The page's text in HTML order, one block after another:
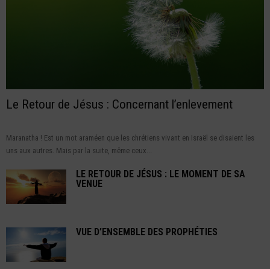
Le Retour de Jésus : Concernant l’enlevement
Maranatha ! Est un mot araméen que les chrétiens vivant en Israël se disaient les
uns aux autres. Mais par la suite, même ceux...
LE RETOUR DE JÉSUS : LE MOMENT DE SA
VENUE
VUE D’ENSEMBLE DES PROPHÉTIES